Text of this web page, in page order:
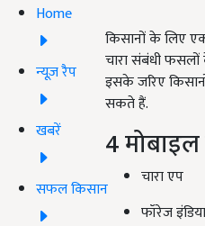
Home
न्यूज़ रैप
खबरें
सफल किसान
किसानों के लिए
चारा संबंधी
इसके जरिए
सकते हैं.
4
चारा एप
फॉरेज इंडिया